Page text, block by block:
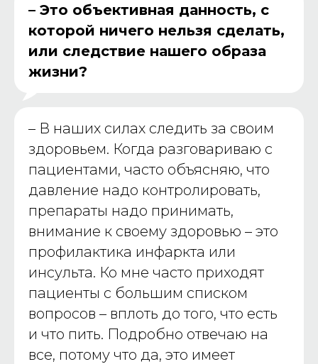
– Это объективная данность, с
которой ничего нельзя сделать,
или следствие нашего образа
жизни?
– В наших силах следить за своим
здоровьем. Когда разговариваю с
пациентами, часто объясняю, что
давление надо контролировать,
препараты надо принимать,
внимание к своему здоровью – это
профилактика инфаркта или
инсульта. Ко мне часто приходят
пациенты с большим списком
вопросов – вплоть до того, что есть
и что пить. Подробно отвечаю на
все, потому что да, это имеет